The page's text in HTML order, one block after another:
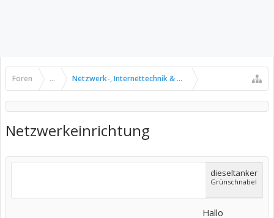
Foren ... Netzwerk-, Internettechnik & Kommunikation
Netzwerkeinrichtung
dieseltanker
Grünschnabel
Hallo